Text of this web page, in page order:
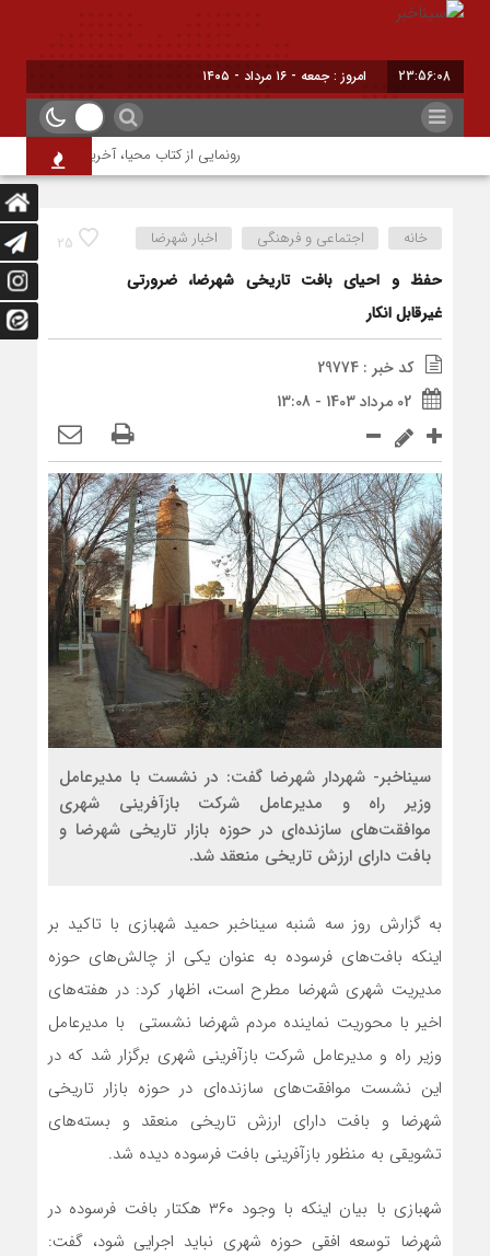
23:56:09 امروز : جمعه - ۱۶ مرداد - ۱۴۰۵
رونمایی از کتاب محیا، آخرین اثر نویسنده
25 خانه اجتماعی و فرهنگی اخبار شهرضا
حفظ و احیای بافت تاریخی شهرضا، ضرورتی
غیرقابل انکار
کد خبر : 29774
02 مرداد 1403 - 13:08
سیناخبر- شهردار شهرضا گفت: در نشست با مدیرعامل
وزیر راه و مدیرعامل شرکت بازآفرینی شهری
موافقت‌های سازنده‌ای در حوزه بازار تاریخی شهرضا و
بافت دارای ارزش تاریخی منعقد شد.
به گزارش روز سه شنبه سیناخبر حمید شهبازی با تاکید بر
اینکه بافت‌های فرسوده به عنوان یکی از چالش‌های حوزه
مدیریت شهری شهرضا مطرح است، اظهار کرد: در هفته‌های
اخیر با محوریت نماینده مردم شهرضا نشستی با مدیرعامل
وزیر راه و مدیرعامل شرکت بازآفرینی شهری برگزار شد که در
این نشست موافقت‌های سازنده‌ای در حوزه بازار تاریخی
شهرضا و بافت دارای ارزش تاریخی منعقد و بسته‌های
تشویقی به منظور بازآفرینی بافت فرسوده دیده شد.
شهبازی با بیان اینکه با وجود ۳۶۰ هکتار بافت فرسوده در
شهرضا توسعه افقی حوزه شهری نباید اجرایی شود، گفت: